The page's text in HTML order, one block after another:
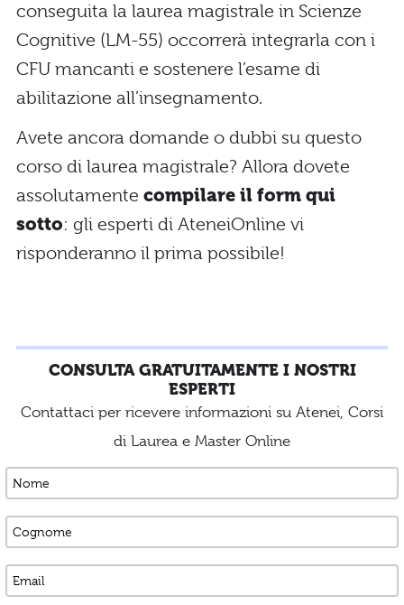
conseguita la laurea magistrale in Scienze
Cognitive (LM-55) occorrerà integrarla con i
CFU mancanti e sostenere l’esame di
abilitazione all’insegnamento.
Avete ancora domande o dubbi su questo
corso di laurea magistrale? Allora dovete
assolutamente compilare il form qui
sotto: gli esperti di AteneiOnline vi
risponderanno il prima possibile!
CONSULTA GRATUITAMENTE I NOSTRI
ESPERTI
Contattaci per ricevere informazioni su Atenei, Corsi
di Laurea e Master Online